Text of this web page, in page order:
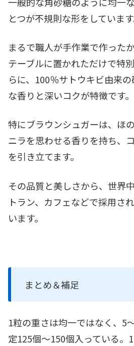
とつが不規則な形をしています
まるで職人が手作業で作った
テーブルに置かれただけで特
らに、100％サトウキビ由来
な香りと深いコクが特徴です。
特にブラウンシュガーは、ほ
ニラを思わせる香りを持ち、
を引き立てます。
その品質と美しさから、世界
トラン、カフェなどで採用さ
います。
まとめ＆補足
1粒の重さは均一ではなく、5
定125個～150個入っている。